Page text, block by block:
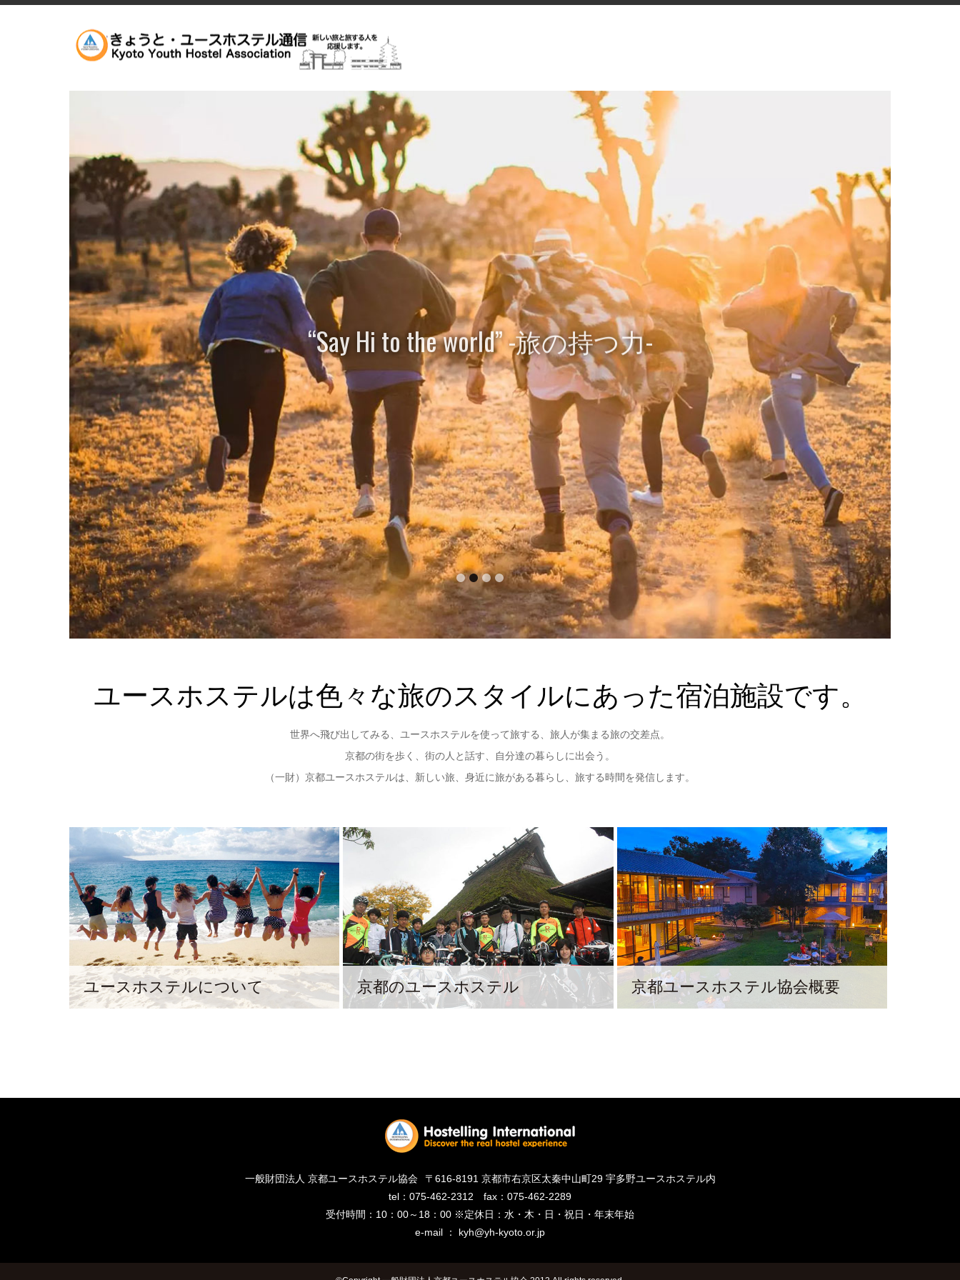
“Say Hi to the world” -旅の持つ力-
若者が世界（旅）の扉を開けて学びや発見に出会うために
ユースホステルはいつも彼らを応援します
1 2
ユースホステルは色々な旅のスタイルにあった宿泊施設です。
世界へ飛び出してみる、ユースホステルを使って旅する、旅人が集まる旅の交差点。
京都の街を歩く、街の人と話す、自分達の暮らしに出会う。
（一財）京都ユースホステルは、新しい旅、身近に旅がある暮らし、旅する時間を発信します。
ユースホステルについて 京都のユースホステル 京都ユースホステル協会概要
一般財団法人 京都ユースホステル協会
〒616-8191 京都市右京区太秦中山町29 宇多野ユースホステル内
tel：075-462-2312 fax：075-462-2289
受付時間：10：00～18：00 ※定休日：水・木・日・祝日・年末年始
e-mail ： kyh@yh-kyoto.or.jp